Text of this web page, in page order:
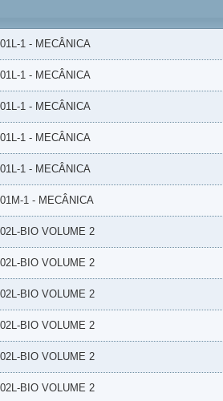
1 - MECÂNICA
1 - MECÂNICA
1 - MECÂNICA
1 - MECÂNICA
1 - MECÂNICA
1 - MECÂNICA
BIO VOLUME 2
BIO VOLUME 2
BIO VOLUME 2
BIO VOLUME 2
BIO VOLUME 2
BIO VOLUME 2